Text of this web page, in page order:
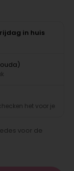
in huis
het voor je
voor de